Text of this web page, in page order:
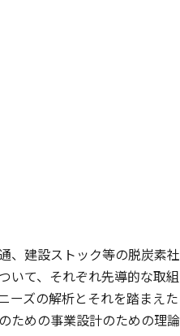
、建設ストック等の脱炭素社
いて、それぞれ先導的な取組
ーズの解析とそれを踏まえた
ための事業設計のための理論